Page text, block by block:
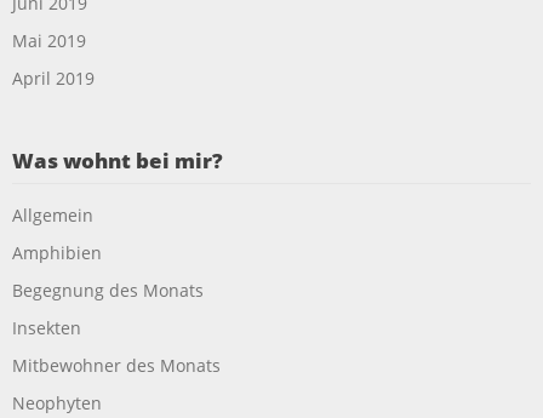
Mai 2019
April 2019
Was wohnt bei mir?
Allgemein
Amphibien
Begegnung des Monats
Insekten
Mitbewohner des Monats
Neophyten